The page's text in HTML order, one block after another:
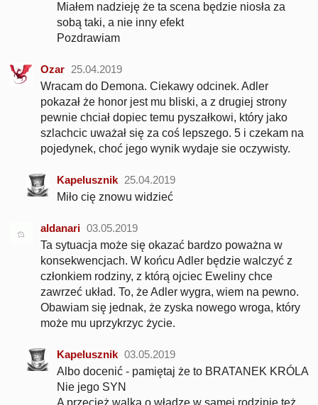
Miałem nadzieję że ta scena będzie niosła za
sobą taki, a nie inny efekt
Pozdrawiam
Ozar 25.04.2019
Wracam do Demona. Ciekawy odcinek. Adler
pokazał że honor jest mu bliski, a z drugiej strony
pewnie chciał dopiec temu pyszałkowi, który jako
szlachcic uważał się za coś lepszego. 5 i czekam na
pojedynek, choć jego wynik wydaje sie oczywisty.
Kapelusznik 25.04.2019
Miło cię znowu widzieć
aldanari 03.05.2019
Ta sytuacja może się okazać bardzo poważna w
konsekwencjach. W końcu Adler będzie walczyć z
członkiem rodziny, z którą ojciec Eweliny chce
zawrzeć układ. To, że Adler wygra, wiem na pewno.
Obawiam się jednak, że zyska nowego wroga, który
może mu uprzykrzyc życie.
Kapelusznik 03.05.2019
Albo docenić - pamiętaj że to BRATANEK KRÓLA
Nie jego SYN
A przecież walka o władzę w samej rodzinie też